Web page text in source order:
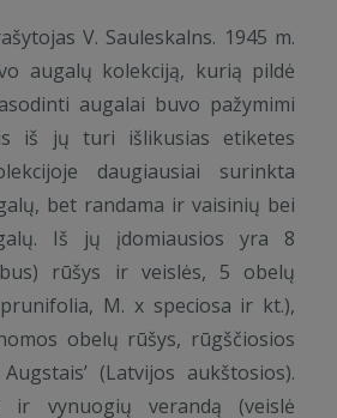
V. Sauleskalns. 1945 m.
augalų kolekciją, kurią pildė
augalai buvo pažymimi
iš jų turi išlikusias etiketes
daugiausiai surinkta
bet randama ir vaisinių bei
Iš jų įdomiausios yra 8
rūšys ir veislės, 5 obelų
M. x speciosa ir kt.),
obelų rūšys, rūgščiosios
(Latvijos aukštosios).
ir vynuogių verandą (veislė